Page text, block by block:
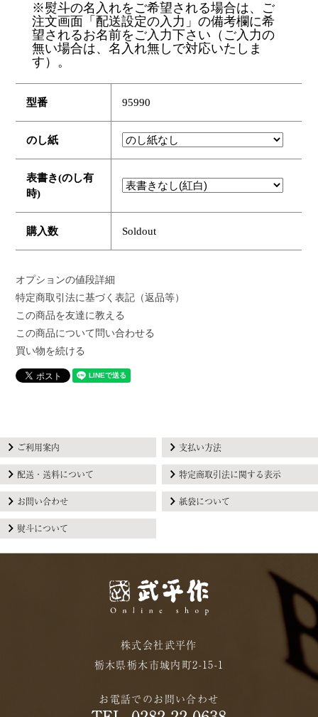
※熨斗の名入れをご希望される場合は、ご
注文画面「配送設定の入力」の備考欄に希
望されるお名前をご入力下さい（ご入力の
無い場合は、名入れ無しで対応いたしま
す）。
型番 95990
のし紙
表書き(のし有
時)
購入数 Soldout
オプションの値段詳細
特定商取引法に基づく表記（返品等）
この商品を友達に教える
この商品について問い合わせる
買い物を続ける
ご利用案内 支払い方法
配送・送料について 特定商取引法に関する表示
お問い合わせ 紙袋について
熨斗について
株式会社武平作
栃木県栃木市城内町2-15-1
お電話でのお問い合わせ